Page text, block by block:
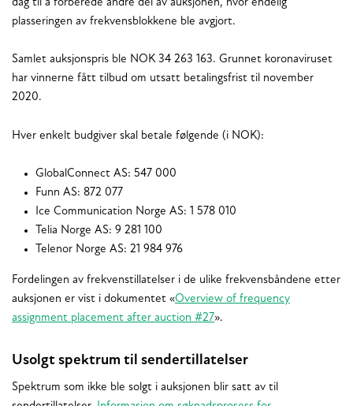
dag til å forberede andre del av auksjonen, hvor endelig
plasseringen av frekvensblokkene ble avgjort.
Samlet auksjonspris ble NOK 34 263 163. Grunnet koronaviruset
har vinnerne fått tilbud om utsatt betalingsfrist til november
2020.
Hver enkelt budgiver skal betale følgende (i NOK):
GlobalConnect AS: 547 000
Funn AS: 872 077
Ice Communication Norge AS: 1 578 010
Telia Norge AS: 9 281 100
Telenor Norge AS: 21 984 976
Fordelingen av frekvenstillatelser i de ulike frekvensbåndene etter
auksjonen er vist i dokumentet «Overview of frequency
assignment placement after auction #27».
Usolgt spektrum til sendertillatelser
Spektrum som ikke ble solgt i auksjonen blir satt av til